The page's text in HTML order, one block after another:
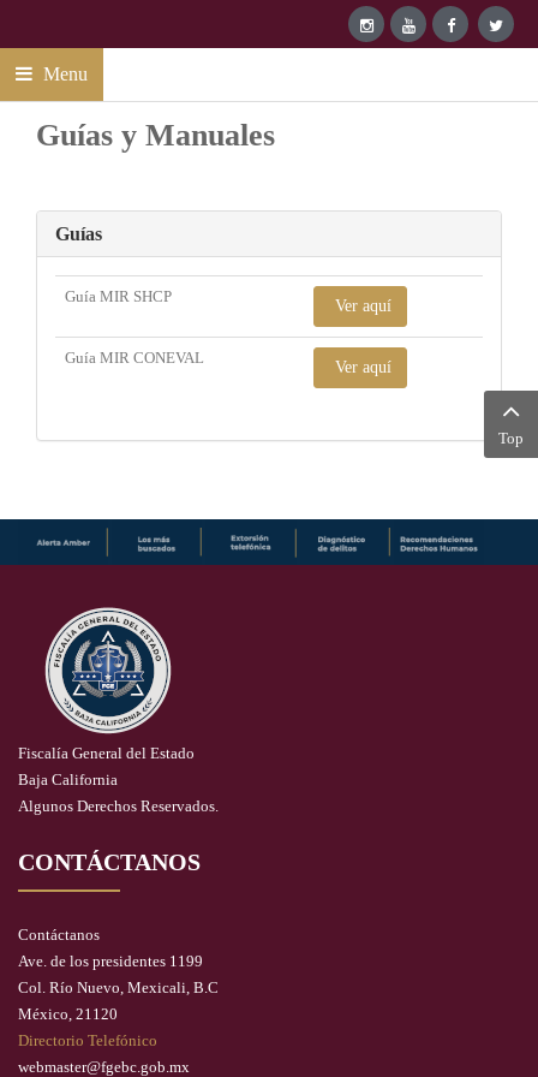
Menu
Guías y Manuales
Guías
Guía MIR SHCP
Ver aquí
Guía MIR CONEVAL
Ver aquí
Fiscalía General del Estado
Baja California
Algunos Derechos Reservados.
CONTÁCTANOS
Contáctanos
Ave. de los presidentes 1199
Col. Río Nuevo, Mexicali, B.C
México, 21120
Directorio Telefónico
webmaster@fgebc.gob.mx
Top